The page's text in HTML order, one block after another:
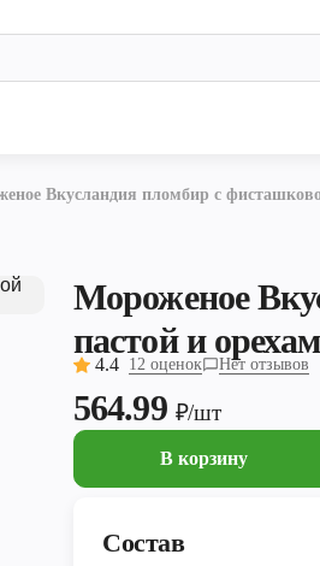
Вкусландия пломбир с
Мороженое
пастой и
4.4 12 оценок Нет отзывов
564.99 ₽/шт
В корзину
Состав